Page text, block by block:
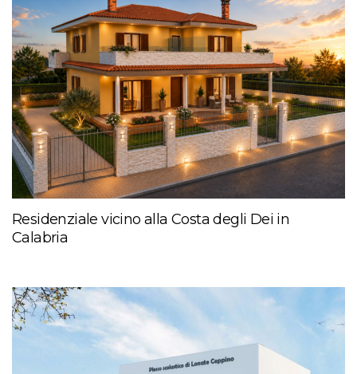
Residenziale vicino alla Costa degli Dei in
Calabria